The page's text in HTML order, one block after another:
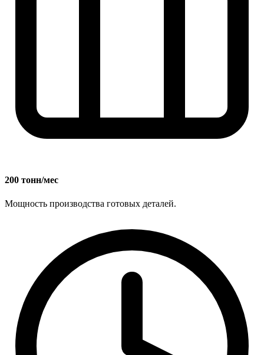
200 тонн/мес
Мощность производства готовых деталей.